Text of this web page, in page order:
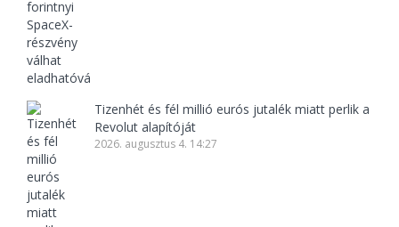
Tizenhét és fél millió eurós jutalék miatt perlik a
Revolut alapítóját
2026. augusztus 4. 14:27